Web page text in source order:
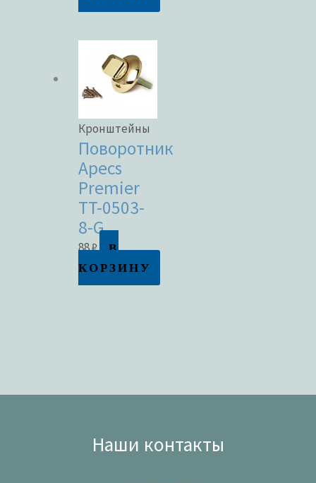
Кронштейны
Поворотник
Apecs
Premier
TT-0503-
8-G
88₽
В
КОРЗИНУ
Наши контакты